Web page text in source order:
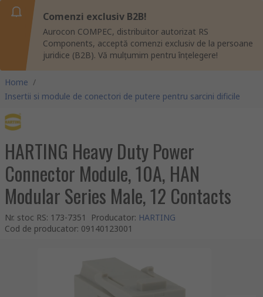
Comenzi exclusiv B2B!
Aurocon COMPEC, distribuitor autorizat RS
Components, acceptă comenzi exclusiv de la persoane
juridice (B2B). Vă mulțumim pentru înțelegere!
Home /
Insertii si module de conectori de putere pentru sarcini dificile
HARTING Heavy Duty Power
Connector Module, 10A, HAN
Modular Series Male, 12 Contacts
Nr. stoc RS: 173-7351 Producator: HARTING
Cod de producator: 09140123001